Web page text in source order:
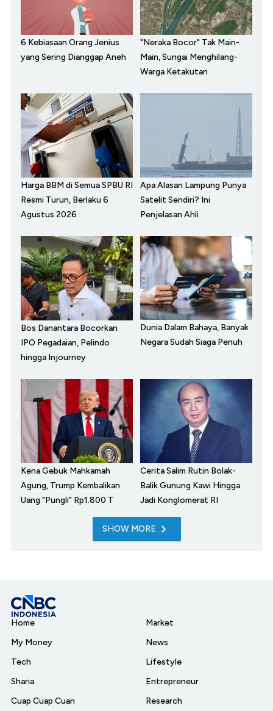
6 Kebiasaan Orang Jenius
yang Sering Dianggap Aneh
"Neraka Bocor" Tak Main-
Main, Sungai Menghilang-
Warga Ketakutan
Harga BBM di Semua SPBU RI
Resmi Turun, Berlaku 6
Agustus 2026
Apa Alasan Lampung Punya
Satelit Sendiri? Ini
Penjelasan Ahli
Bos Danantara Bocorkan
IPO Pegadaian, Pelindo
hingga Injourney
Dunia Dalam Bahaya, Banyak
Negara Sudah Siaga Penuh
Kena Gebuk Mahkamah
Agung, Trump Kembalikan
Uang "Pungli" Rp1.800 T
Cerita Salim Rutin Bolak-
Balik Gunung Kawi Hingga
Jadi Konglomerat RI
SHOW MORE
Home
My Money
Tech
Sharia
Cuap Cuap Cuan
Market
News
Lifestyle
Entrepreneur
Research